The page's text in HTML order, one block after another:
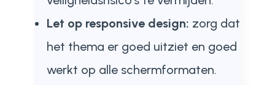
Let op responsive design: zorg dat
het thema er goed uitziet en goed
werkt op alle schermformaten.